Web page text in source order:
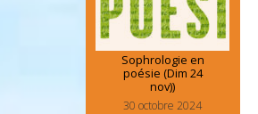
Sophrologie en
poésie (Dim 24
nov))
30 octobre 2024